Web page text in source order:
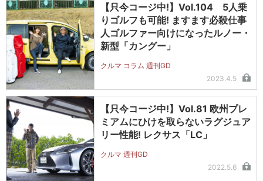
【只今コージ中!】Vol.104 5人乗
りゴルフも可能! ますます必殺仕事
人ゴルファー向けになったルノー・
新型「カングー」
クルマ コラム 週刊GD
2023.4.5
【只今コージ中!】Vol.81 欧州プレ
ミアムにひけを取らないラグジュア
リー性能! レクサス「LC」
クルマ 週刊GD
2022.5.6